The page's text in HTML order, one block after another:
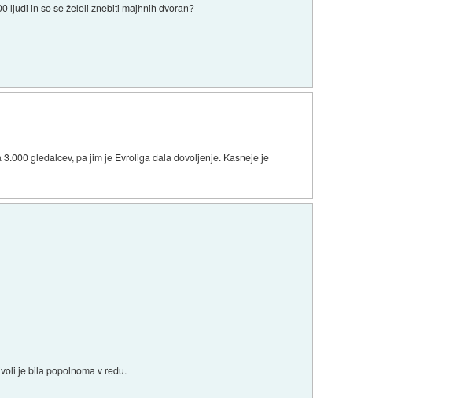
ljudi in so se želeli znebiti majhnih dvoran?
gledalcev, pa jim je Evroliga dala dovoljenje. Kasneje je
je bila popolnoma v redu.